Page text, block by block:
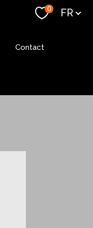
0 Langue
FR
Contact